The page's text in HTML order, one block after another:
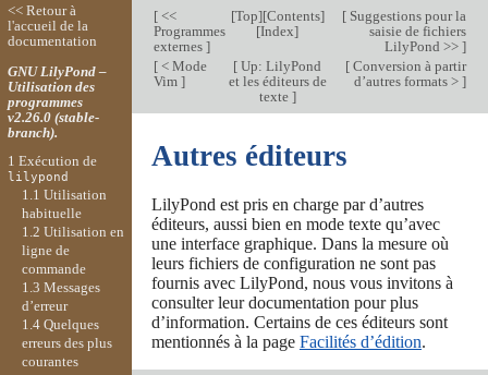
[<<
Programmes
externes ]
[Top][Contents]
[Index]
[Suggestions pour la
saisie de fichiers
LilyPond >> ]
[< Mode
Vim ]
[ Up: LilyPond
et les éditeurs de
texte ]
[Conversion à partir
d’autres formats > ]
Autres éditeurs
LilyPond est pris en charge par d’autres
éditeurs, aussi bien en mode texte qu’avec
une interface graphique. Dans la mesure où
leurs fichiers de configuration ne sont pas
fournis avec LilyPond, nous vous invitons à
consulter leur documentation pour plus
d’information. Certains de ces éditeurs sont
mentionnés à la page Facilités d’édition.
<< Retour à
l'accueil de la
documentation
GNU LilyPond –
Utilisation des
programmes
v2.26.0 (stable-
branch).
1 Exécution de
lilypond
1.1 Utilisation
habituelle
1.2 Utilisation en
ligne de
commande
1.3 Messages
d’erreur
1.4 Quelques
erreurs des plus
courantes